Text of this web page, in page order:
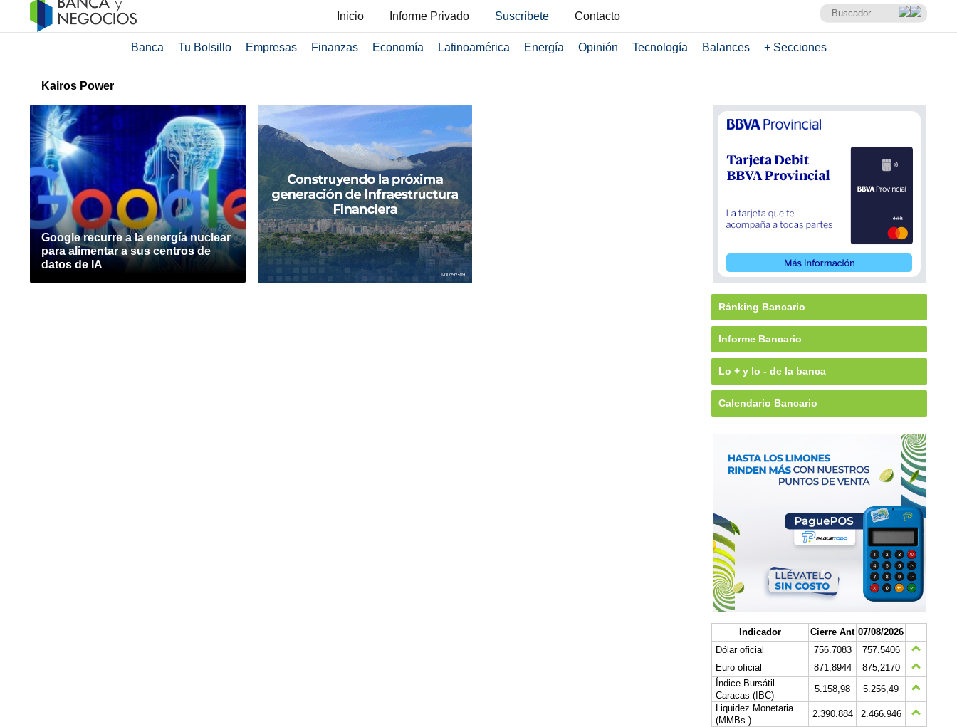
Inicio Informe Privado Suscríbete Contacto
Banca Tu Bolsillo Empresas Finanzas Economía Latinoamérica Energía Opinión Tecnología Balances + Secciones
Kairos Power
Google recurre a la energía nuclear
para alimentar a sus centros de
datos de IA
Ránking Bancario
Informe Bancario
Lo + y lo - de la banca
Calendario Bancario
Indicador Cierre Ant 07/08/2026
Dólar oficial
756.7083
757.5406
Euro oficial
871,8944
875,2170
Índice Bursátil
Caracas (IBC)
5.158,98
5.256,49
Liquidez Monetaria
(MMBs.)
2.390.884
2.466.946